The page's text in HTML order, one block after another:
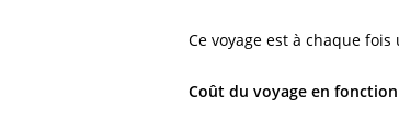
Ce voyage est à chaque
Coût du voyage en